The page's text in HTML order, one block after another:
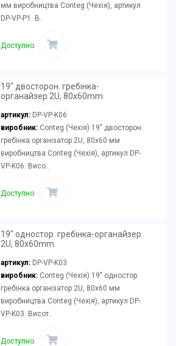
мм виробництва Conteg (Чехія), артикул
DP-VP-P1. В..
Доступно
19" двосторон. гребінка-
органайзер 2U, 80x60mm
артикул: DP-VP-K06
виробник:Conteg (Чехія) 19" двосторон.
гребінка організатор 2U, 80x60 мм
виробництва Conteg (Чехія), артикул DP-
VP-K06. Висо..
Доступно
19" одностор. гребінка-органайзер
2U, 80x60mm
артикул: DP-VP-K03
виробник:Conteg (Чехія) 19" одностор.
гребінка організатор 2U, 80x60 мм
виробництва Conteg (Чехія), артикул DP-
VP-K03. Висот..
Доступно